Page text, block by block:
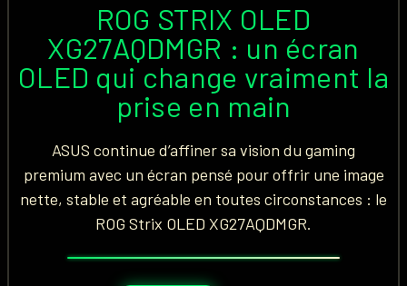
ROG STRIX OLED
XG27AQDMGR : un écran
OLED qui change vraiment la
prise en main
ASUS continue d’affiner sa vision du gaming
premium avec un écran pensé pour offrir une image
nette, stable et agréable en toutes circonstances : le
ROG Strix OLED XG27AQDMGR.